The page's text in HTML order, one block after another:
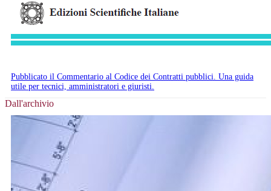
Pubblicato il Commentario al Codice dei Contratti pubblici. Una guida
utile per tecnici, amministratori e giuristi.
Dall'archivio